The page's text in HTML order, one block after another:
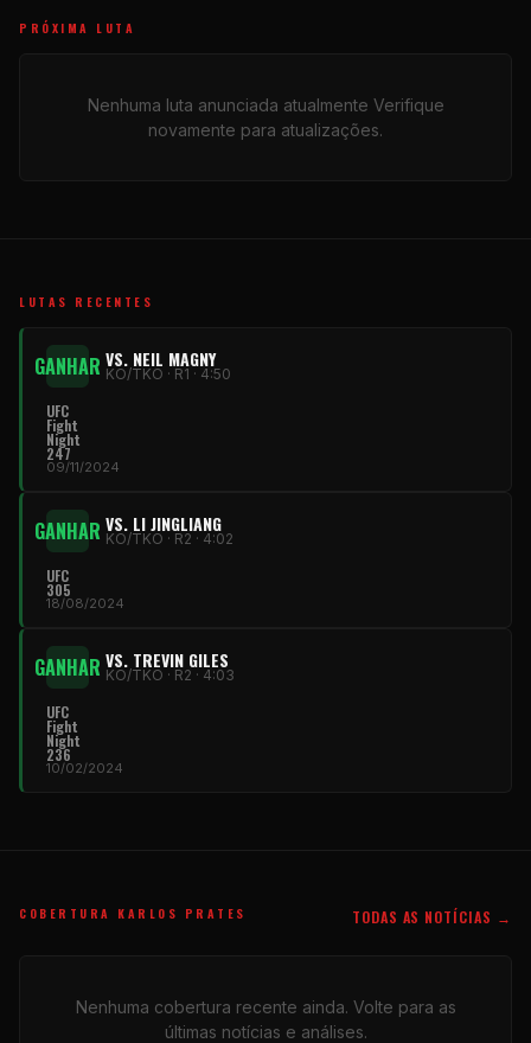
PRÓXIMA LUTA
Nenhuma luta anunciada atualmente Verifique
novamente para atualizações.
LUTAS RECENTES
GANHAR VS. NEIL MAGNY
KO/TKO · R1 · 4:50
UFC
Fight
Night
247
09/11/2024
GANHAR VS. LI JINGLIANG
KO/TKO · R2 · 4:02
UFC
305
18/08/2024
GANHAR VS. TREVIN GILES
KO/TKO · R2 · 4:03
UFC
Fight
Night
236
10/02/2024
COBERTURA KARLOS PRATES TODAS AS NOTÍCIAS →
Nenhuma cobertura recente ainda. Volte para as
últimas notícias e análises.